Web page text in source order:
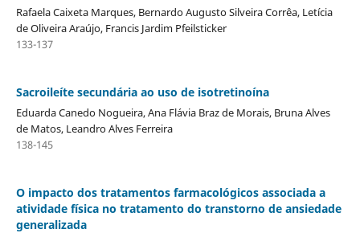
Rafaela Caixeta Marques, Bernardo Augusto Silveira Corrêa, Letícia
de Oliveira Araújo, Francis Jardim Pfeilsticker
133-137
Sacroileíte secundária ao uso de isotretinoína
Eduarda Canedo Nogueira, Ana Flávia Braz de Morais, Bruna Alves
de Matos, Leandro Alves Ferreira
138-145
O impacto dos tratamentos farmacológicos associada a
atividade física no tratamento do transtorno de ansiedade
generalizada